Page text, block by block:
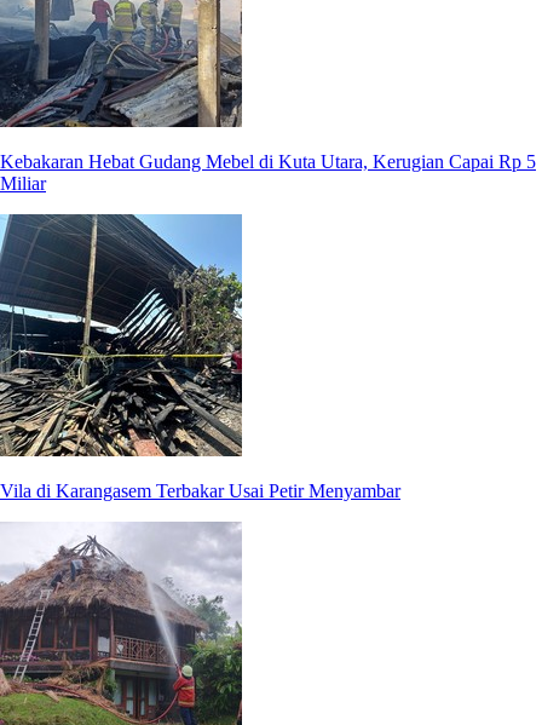
Kebakaran Hebat Gudang Mebel di Kuta Utara, Kerugian Capai Rp 5
Miliar
Vila di Karangasem Terbakar Usai Petir Menyambar